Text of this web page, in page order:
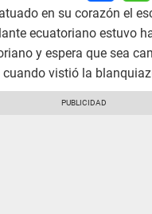
en su corazón el
ecuatoriano estuvo
y espera que sea
vistió la